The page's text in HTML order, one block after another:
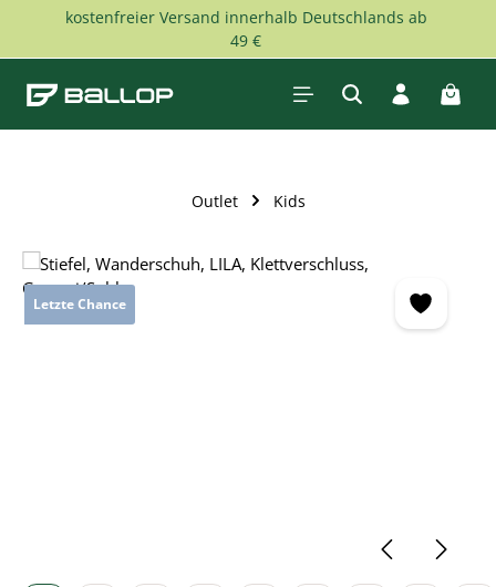
Zum Hauptinhalt springen
kostenfreier Versand innerhalb Deutschlands ab
49 €
Outlet Kids
Bildergalerie überspringen
Letzte Chance